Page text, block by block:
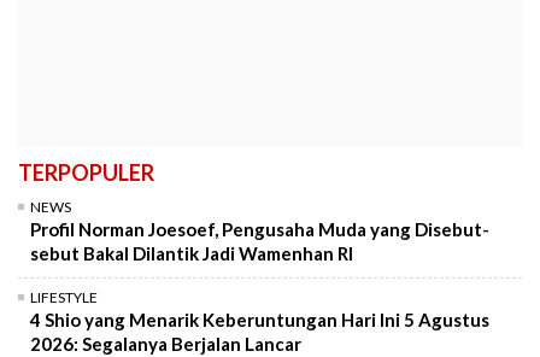
TERPOPULER
NEWS
Profil Norman Joesoef, Pengusaha Muda yang Disebut-
sebut Bakal Dilantik Jadi Wamenhan RI
LIFESTYLE
4 Shio yang Menarik Keberuntungan Hari Ini 5 Agustus
2026: Segalanya Berjalan Lancar